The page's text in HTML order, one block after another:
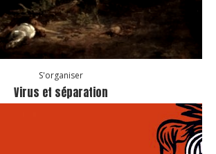
S'organiser
Virus et séparation